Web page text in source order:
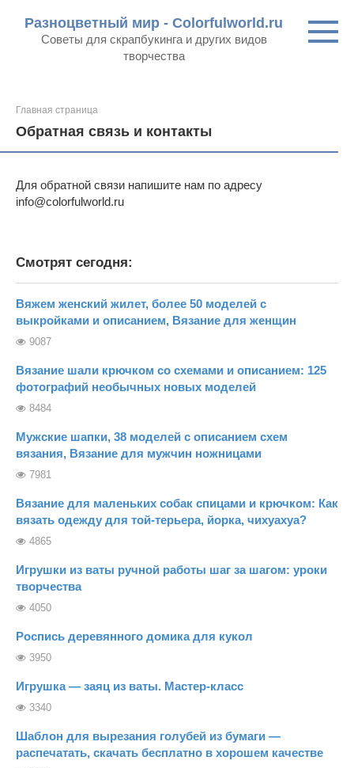
контенту
Разноцветный мир - Colorfulworld.ru
Советы для скрапбукинга и других видов
творчества
Главная страница
Обратная связь и контакты
Для обратной связи напишите нам по адресу
info@colorfulworld.ru
Смотрят сегодня:
Вяжем женский жилет, более 50 моделей с
выкройками и описанием, Вязание для женщин
9087
Вязание шали крючком со схемами и описанием: 125
фотографий необычных новых моделей
8484
Мужские шапки, 38 моделей с описанием схем
вязания, Вязание для мужчин ножницами
7981
Вязание для маленьких собак спицами и крючком: Как
вязать одежду для той-терьера, йорка, чихуахуа?
4865
Игрушки из ваты ручной работы шаг за шагом: уроки
творчества
4050
Роспись деревянного домика для кукол
3950
Игрушка — заяц из ваты. Мастер-класс
3340
Шаблон для вырезания голубей из бумаги —
распечатать, скачать бесплатно в хорошем качестве